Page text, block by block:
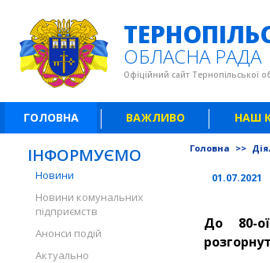
ОБЛАСНА РАДА
Офіційний сайт Тернопільської
ГОЛОВНА ВАЖЛИВО НАШ
ІНФОРМУЄМО
Новини
Новини комунальних
підприємств
Анонси подій
Актуально
Головна >>
01.07.2021
До 80-